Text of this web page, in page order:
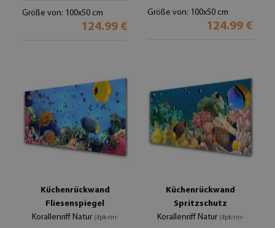
Größe von: 100x50 cm
124.99 €
Größe von: 100x50 cm
124.99 €
Küchenrückwand
Fliesenspiegel
Korallenriff Natur (#pk-nn-
Küchenrückwand
Spritzschutz
Korallenriff Natur (#pk-nn-